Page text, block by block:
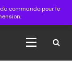
commande pour le